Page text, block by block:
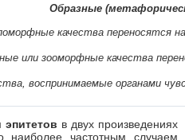
Образные
качества переносятся
или зооморфные качества
воспринимаемые органами
эпитетов в двух произведениях
наиболее частотным случаем